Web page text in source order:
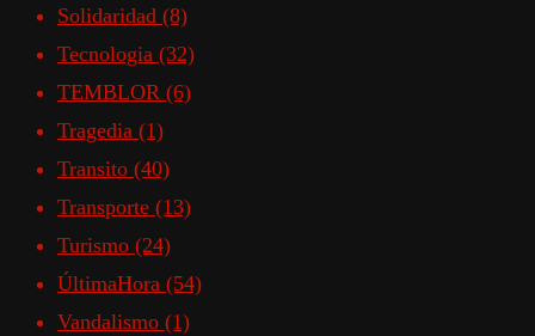
Solidaridad (8)
Tecnologia (32)
TEMBLOR (6)
Tragedia (1)
Transito (40)
Transporte (13)
Turismo (24)
ÚltimaHora (54)
Vandalismo (1)